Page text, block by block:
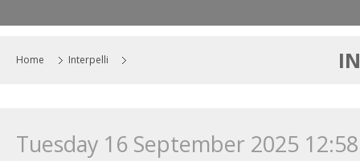
Home Interpelli
Tuesday 16 September 2025 12:58